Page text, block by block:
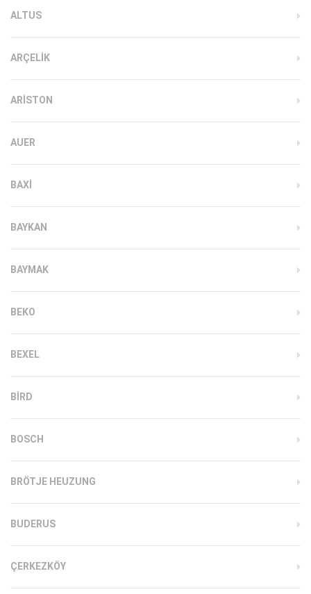
ALTUS
ARÇELIK
ARISTON
AUER
BAXI
BAYKAN
BAYMAK
BEKO
BEXEL
BIRD
BOSCH
BRÖTJE HEUZUNG
BUDERUS
ÇERKEZKÖY